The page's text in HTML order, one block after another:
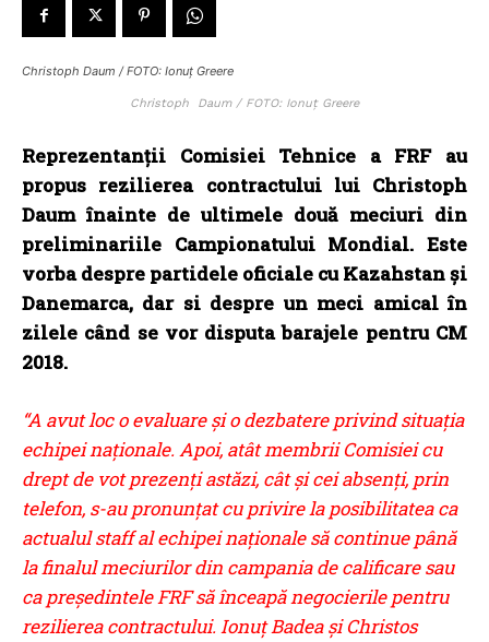
Christoph Daum / FOTO: Ionuț Greere
Christoph Daum / FOTO: Ionuț Greere
Reprezentanţii Comisiei Tehnice a FRF au
propus rezilierea contractului lui Christoph
Daum înainte de ultimele două meciuri din
preliminariile Campionatului Mondial. Este
vorba despre partidele oficiale cu Kazahstan şi
Danemarca, dar si despre un meci amical în
zilele când se vor disputa barajele pentru CM
2018.
“A avut loc o evaluare și o dezbatere privind situația
echipei naționale. Apoi, atât membrii Comisiei cu
drept de vot prezenți astăzi, cât și cei absenți, prin
telefon, s-au pronunțat cu privire la posibilitatea ca
actualul staff al echipei naționale să continue până
la finalul meciurilor din campania de calificare sau
ca președintele FRF să înceapă negocierile pentru
rezilierea contractului. Ionuț Badea și Christos